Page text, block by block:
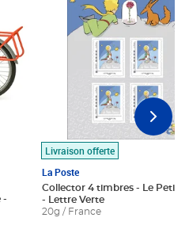
Livraison offerte
La Poste
Collector 4 timbres - Le Petit
- Lettre Verte
20g / France